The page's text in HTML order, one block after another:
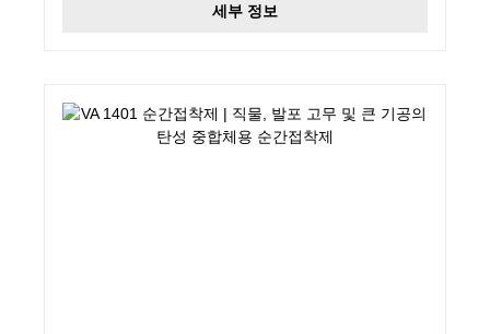
세부 정보